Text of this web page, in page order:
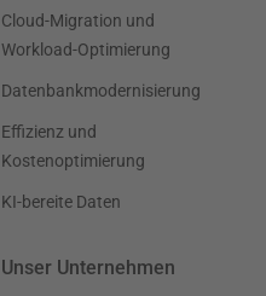
Cloud-Migration und
Workload-Optimierung
Datenbankmodernisierung
Effizienz und
Kostenoptimierung
KI-bereite Daten
Unser Unternehmen